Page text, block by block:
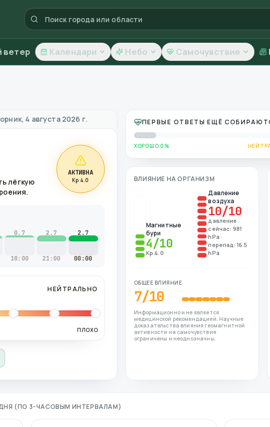
ветер Календари Небо Самочувствие
4 августа 2026 г.
лёгкую
АКТИВНА
Kp 4.0
0.7
18:00
2.7
21:00
2.7
00:00
НЕЙТРАЛЬНО
ПЛОХО
ПЕРВЫЕ ОТВЕТЫ ЕЩЁ
ХОРОШО 0%
ВЛИЯНИЕ НА ОРГАНИЗМ
Магнитные
бури
4/10
Kp 4.0
Давление
воздуха
10/10
давление
сейчас: 981
hPa ·
перепад: 16.5
hPa
ОБЩЕЕ ВЛИЯНИЕ
7/10
Информационно и не является
медицинской рекомендацией. Научные
доказательства влияния геомагнитной
активности на самочувствие
ограничены и неоднозначны.
(ПО 3-ЧАСОВЫМ ИНТЕРВАЛАМ)